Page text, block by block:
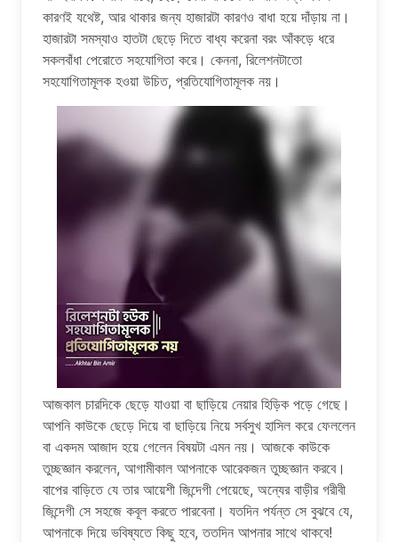
কারণই যথেষ্ট, আর থাকার জন্য হাজারটা কারণও বাধা হয়ে দাঁড়ায় না।
হাজারটা সমস্যাও হাতটা ছেড়ে দিতে বাধ্য করেনা বরং আঁকড়ে ধরে
সকলবাঁধা পেরোতে সহযোগিতা করে। কেননা, রিলেশনটাতো
সহযোগিতামূলক হওয়া উচিত, প্রতিযোগিতামূলক নয়।
আজকাল চারদিকে ছেড়ে যাওয়া বা ছাড়িয়ে নেয়ার হিড়িক পড়ে গেছে।
আপনি কাউকে ছেড়ে দিয়ে বা ছাড়িয়ে নিয়ে সর্বসুখ হাসিল করে ফেললেন
বা একদম আজাদ হয়ে গেলেন বিষয়টা এমন নয়। আজকে কাউকে
তুচ্ছজ্ঞান করলেন, আগামীকাল আপনাকে আরেকজন তুচ্ছজ্ঞান করবে।
বাপের বাড়িতে যে তার আয়েশী জিন্দেগী পেয়েছে, অন্যের বাড়ীর গরীবী
জিন্দেগী সে সহজে কবূল করতে পারবেনা। যতদিন পর্যন্ত সে বুঝবে যে,
আপনাকে দিয়ে ভবিষ্যতে কিছু হবে, ততদিন আপনার সাথে থাকবে!